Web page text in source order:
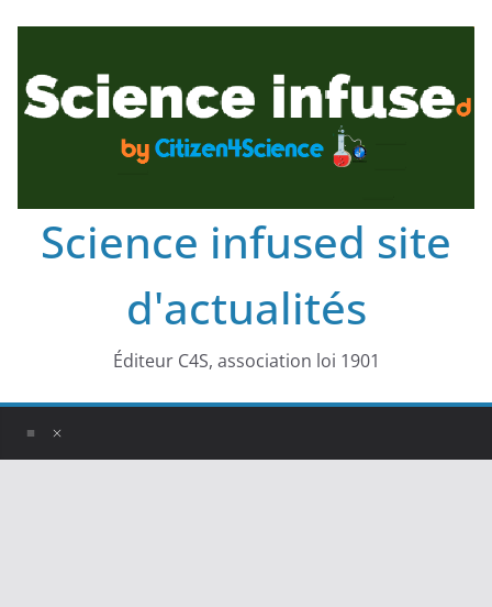
Science infused site
d'actualités
Éditeur C4S, association loi 1901